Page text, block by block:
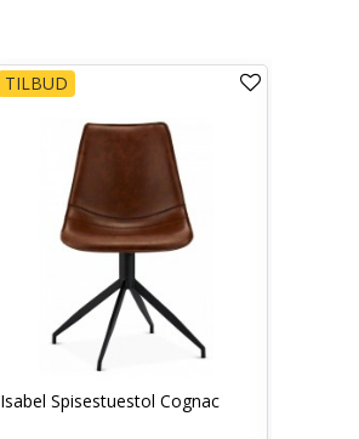
TILBUD
Isabel Spisestuestol Cognac